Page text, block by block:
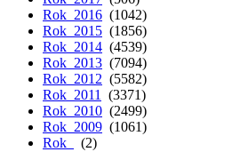
Rok 2016 (1042)
Rok 2015 (1856)
Rok 2014 (4539)
Rok 2013 (7094)
Rok 2012 (5582)
Rok 2011
(3371)
Rok 2010 (2499)
Rok 2009 (1061)
Rok
(2)